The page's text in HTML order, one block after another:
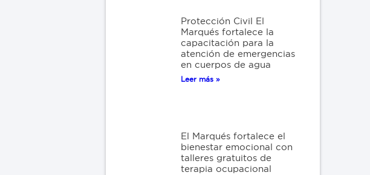
Protección Civil El
Marqués fortalece la
capacitación para la
atención de emergencias
en cuerpos de agua
Leer más »
El Marqués fortalece el
bienestar emocional con
talleres gratuitos de
terapia ocupacional